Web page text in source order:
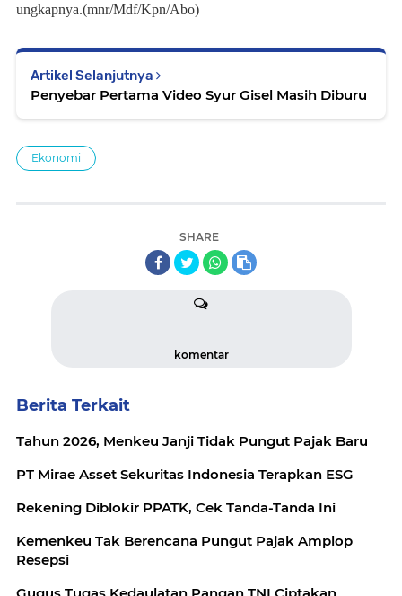
ungkapnya.(mnr/Mdf/Kpn/Abo)
Artikel Selanjutnya
Penyebar Pertama Video Syur Gisel Masih Diburu
Ekonomi
SHARE
komentar
Berita Terkait
Tahun 2026, Menkeu Janji Tidak Pungut Pajak Baru
PT Mirae Asset Sekuritas Indonesia Terapkan ESG
Rekening Diblokir PPATK, Cek Tanda-Tanda Ini
Kemenkeu Tak Berencana Pungut Pajak Amplop
Resepsi
Gugus Tugas Kedaulatan Pangan TNI Ciptakan